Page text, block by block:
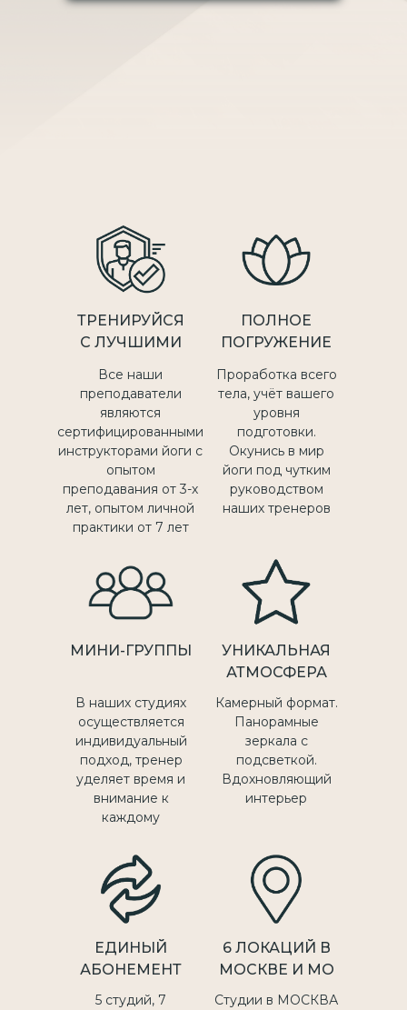
ТРЕНИРУЙСЯ
С ЛУЧШИМИ
Все наши
преподаватели
являются
сертифицированными
инструкторами йоги с
опытом
преподавания от 3-х
лет, опытом личной
практики от 7 лет
МИНИ-ГРУППЫ
В наших студиях
осуществляется
индивидуальный
подход, тренер
уделяет время и
внимание к
каждому
ПОЛНОЕ
ПОГРУЖЕНИЕ
Проработка всего
тела, учёт вашего
уровня
подготовки.
Окунись в мир
йоги под чутким
руководством
наших тренеров
ЕДИНЫЙ
АБОНЕМЕНТ
5 студий, 7
УНИКАЛЬНАЯ
АТМОСФЕРА
Камерный формат.
Панорамные
зеркала с
подсветкой.
Вдохновляющий
интерьер
6 ЛОКАЦИЙ В
МОСКВЕ И МО
Студии в МОСКВА